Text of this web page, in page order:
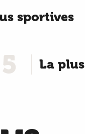
sportives
5 La